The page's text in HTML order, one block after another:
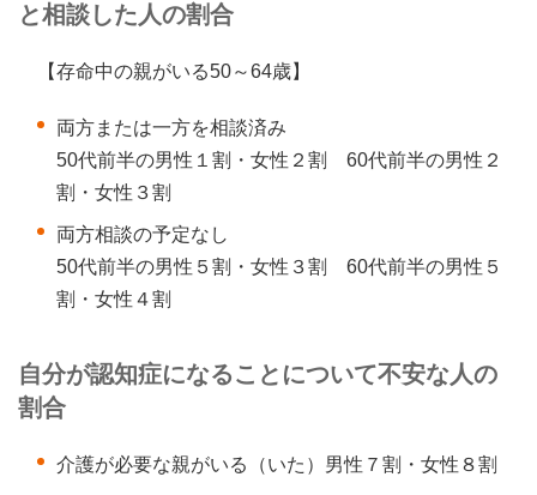
と相談した人の割合
【存命中の親がいる50～64歳】
両方または一方を相談済み
50代前半の男性１割・女性２割 60代前半の男性２
割・女性３割
両方相談の予定なし
50代前半の男性５割・女性３割 60代前半の男性５
割・女性４割
自分が認知症になることについて不安な人の
割合
介護が必要な親がいる（いた）男性７割・女性８割